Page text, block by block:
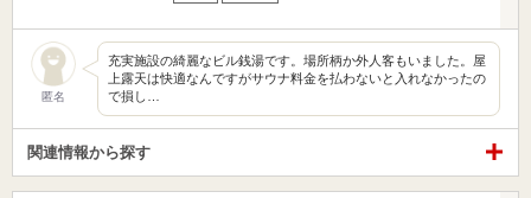
匿名
充実施設の綺麗なビル銭湯です。場所柄か外人客もいました。屋
上露天は快適なんですがサウナ料金を払わないと入れなかったの
で損し…
関連情報から探す